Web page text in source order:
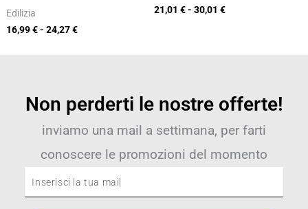
Edilizia
16,99€- 24,27€
21,01 €- 30,01 €
Non perderti le nostre offerte!
inviamo una mail a settimana, per farti
conoscere le promozioni del momento
Inserisci
la